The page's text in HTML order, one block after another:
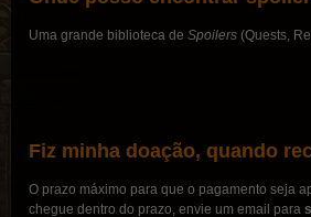
Uma grande biblioteca de Spoilers (Quests,
Fiz minha doação, quando
O prazo máximo para que o pagamento seja
chegue dentro do prazo, envie um email para